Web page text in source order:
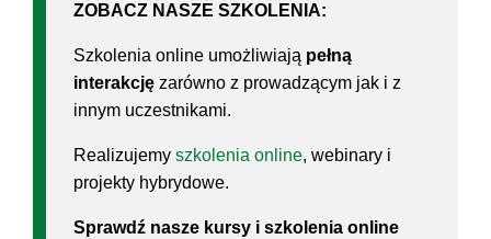
ZOBACZ NASZE SZKOLENIA:
Szkolenia online umożliwiają pełną
interakcję zarówno z prowadzącym jak i z
innym uczestnikami.
Realizujemy szkolenia online, webinary i
projekty hybrydowe.
Sprawdź nasze kursy i szkolenia online